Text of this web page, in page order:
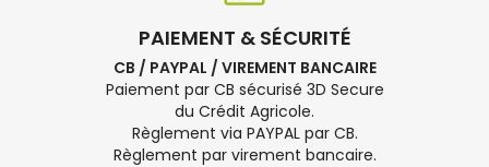
PAIEMENT & SÉCURITÉ
CB / PAYPAL / VIREMENT BANCAIRE
Paiement par CB sécurisé 3D Secure
du Crédit Agricole.
Règlement via PAYPAL par CB.
Règlement par virement bancaire.